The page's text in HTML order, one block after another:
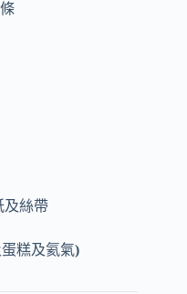
條
及絲帶
糕及氦氣)